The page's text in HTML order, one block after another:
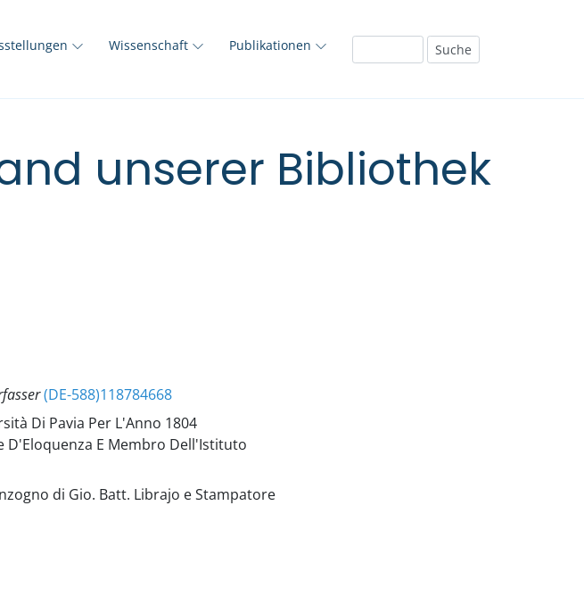
Wissenschaft Publikationen
unserer Bibliothek
(DE-588)118784668
Di Pavia Per L'Anno 1804
D'Eloquenza E Membro Dell'Istituto
di Gio. Batt. Librajo e Stampatore